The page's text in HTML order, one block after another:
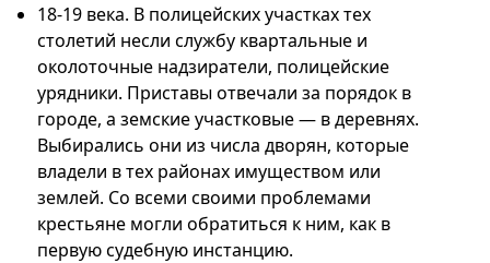
18-19 века. В полицейских участках тех
столетий несли службу квартальные и
околоточные надзиратели, полицейские
урядники. Приставы отвечали за порядок в
городе, а земские участковые — в деревнях.
Выбирались они из числа дворян, которые
владели в тех районах имуществом или
землей. Со всеми своими проблемами
крестьяне могли обратиться к ним, как в
первую судебную инстанцию.